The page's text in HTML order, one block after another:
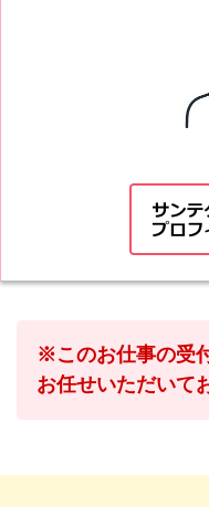
※このお仕事の受
お任せいただいて